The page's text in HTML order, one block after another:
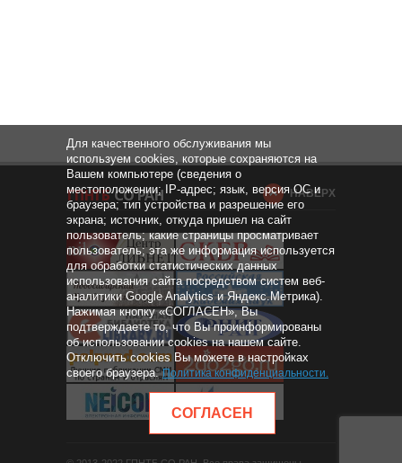
НАВЕРХ
Для качественного обслуживания мы
используем cookies, которые сохраняются на
Вашем компьютере (сведения о
местоположении; IP-адрес; язык, версия ОС и
браузера; тип устройства и разрешение его
экрана; источник, откуда пришел на сайт
пользователь; какие страницы просматривает
пользователь; эта же информация используется
для обработки статистических данных
использования сайта посредством систем веб-
аналитики Google Analytics и Яндекс.Метрика).
Нажимая кнопку «СОГЛАСЕН», Вы
подтверждаете то, что Вы проинформированы
об использовании cookies на нашем сайте.
Отключить cookies Вы можете в настройках
своего браузера.Политика конфиденциальности.
СОГЛАСЕН